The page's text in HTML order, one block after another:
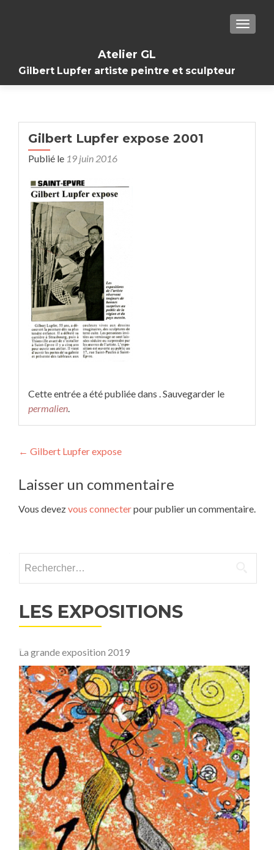
Atelier GL
Gilbert Lupfer artiste peintre et sculpteur
Gilbert Lupfer expose 2001
Publié le 19 juin 2016
Cette entrée a été publiée dans . Sauvegarder le
permalien.
Navigation
des
articles
← Gilbert Lupfer expose
Laisser un commentaire
Vous devezvous connecterpour publier un commentaire.
LES EXPOSITIONS
La grande exposition 2019